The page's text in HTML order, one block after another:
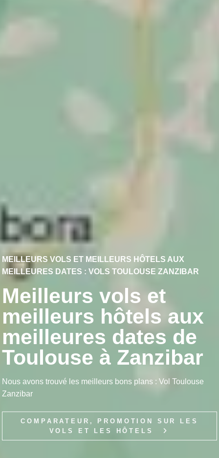
MEILLEURS VOLS ET MEILLEURS HÔTELS AUX
MEILLEURES DATES : VOLS TOULOUSE ZANZIBAR
Meilleurs vols et
meilleurs hôtels aux
meilleures dates de
Toulouse à Zanzibar
Nous avons trouvé les meilleurs bons plans : Vol Toulouse
Zanzibar
COMPARATEUR, PROMOTION SUR LES
VOLS ET LES HÔTELS